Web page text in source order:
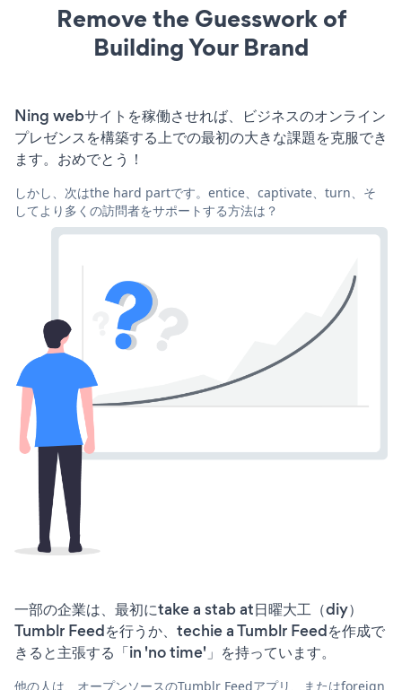
Remove the Guesswork of
Building Your Brand
Ning webサイトを稼働させれば、ビジネスのオンライン
プレゼンスを構築する上での最初の大きな課題を克服でき
ます。おめでとう！
しかし、次はthe hard partです。entice、captivate、turn、そ
してより多くの訪問者をサポートする方法は？
一部の企業は、最初にtake a stab at日曜大工（diy）
Tumblr Feedを行うか、techie a Tumblr Feedを作成で
きると主張する「in 'no time'」を持っています。
他の人は、オープンソースのTumblr Feedアプリ、またはforeign